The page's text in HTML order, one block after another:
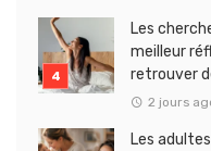
Les
meilleur
retrouver
2 jours
Les